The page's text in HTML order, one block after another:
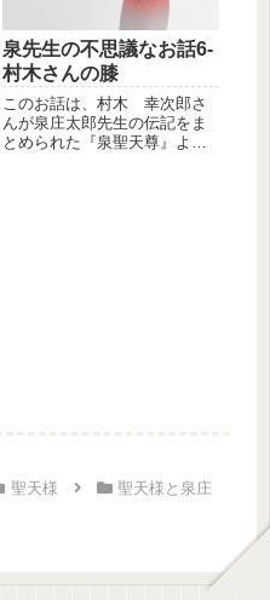
泉先生の不思議なお話6-
村木さんの膝
このお話は、村木 幸次郎さ
んが泉庄太郎先生の伝記をま
とめられた『泉聖天尊』よ
聖天様
聖天様と泉庄